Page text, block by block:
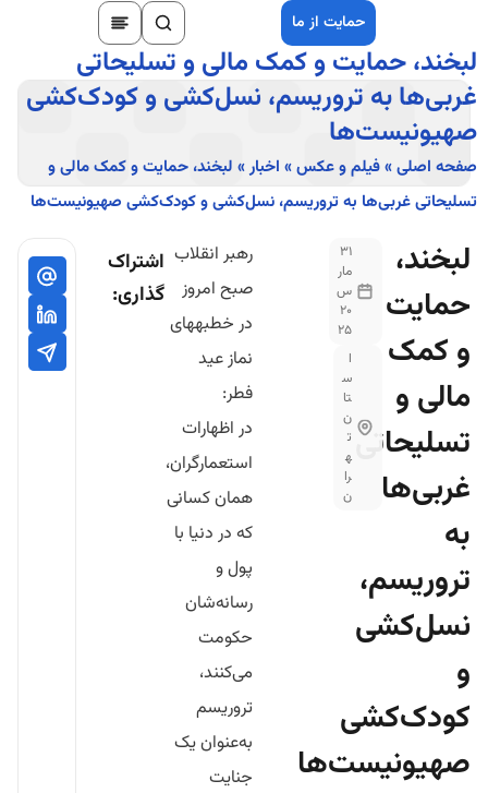
حمایت از ما
لبخند، حمایت و کمک مالی و تسلیحاتی
غربی‌ها به تروریسم، نسل‌کشی و کودک‌کشی
صهیونیست‌ها
صفحه اصلی»فیلم و عکس» اخبار» لبخند، حمایت و کمک مالی و
تسلیحاتی غربی‌ها به تروریسم، نسل‌کشی و کودک‌کشی صهیونیست‌ها
لبخند،
حمایت
و کمک
مالی و
تسلیحاتی
غربی‌ها
به
تروریسم،
نسل‌کشی
و
کودک‌کشی
صهیونیست‌ها
31
مار
س
20
25
ا
س
تا
ن
ت
ه
را
ن
رهبر انقلاب
صبح امروز
در خطبه‎های
نماز عید
فطر:
در اظهارات
استعمارگران،
همان کسانی
که در دنیا با
پول و
رسانه‌شان
حکومت
می‌کنند،
تروریسم
به‌عنوان یک
جنایت
اشتراک
گذاری: